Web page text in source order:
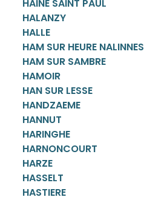
HAINE SAINT PAUL
HALANZY
HALLE
HAM SUR HEURE NALINNES
HAM SUR SAMBRE
HAMOIR
HAN SUR LESSE
HANDZAEME
HANNUT
HARINGHE
HARNONCOURT
HARZE
HASSELT
HASTIERE